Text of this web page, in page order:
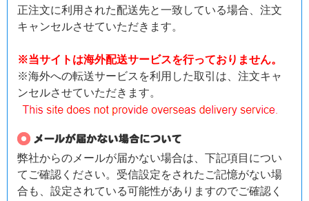
正注文に利用された配送先と一致している場合、注文
キャンセルさせていただきます。
※当サイトは海外配送サービスを行っておりません。
※海外への転送サービスを利用した取引は、注文キャ
ンセルさせていただきます。
弊社からのメールが届かない場合は、下記項目につい
てご確認ください。受信設定をされたご記憶がない場
合も、設定されている可能性がありますのでご確認く